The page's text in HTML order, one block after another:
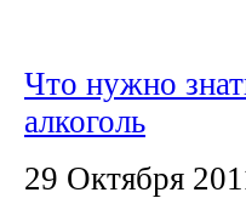
Что нужно
алкоголь
29 Октября